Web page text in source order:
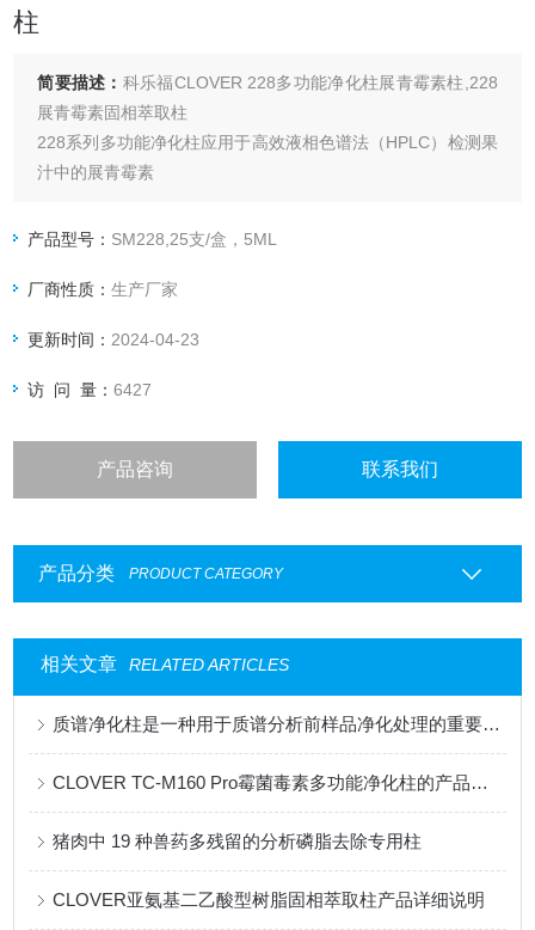
柱
简要描述： 科乐福CLOVER 228多功能净化柱展青霉素柱,228
展青霉素固相萃取柱
228系列多功能净化柱应用于高效液相色谱法（HPLC）检测果
汁中的展青霉素
产品型号： SM228,25支/盒，5ML
厂商性质：生产厂家
更新时间： 2024-04-23
访 问 量：6427
产品咨询 联系我们
产品分类 PRODUCT CATEGORY
相关文章 RELATED ARTICLES
质谱净化柱是一种用于质谱分析前样品净化处理的重要耗材
CLOVER TC-M160 Pro霉菌毒素多功能净化柱的产品相关介绍
猪肉中 19 种兽药多残留的分析磷脂去除专用柱
CLOVER亚氨基二乙酸型树脂固相萃取柱产品详细说明